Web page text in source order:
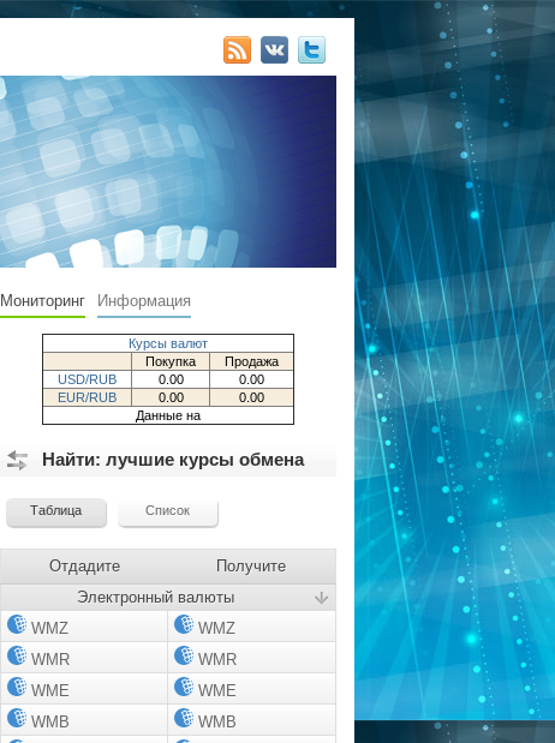
Мониторинг Информация
Курсы валют
Покупка
Продажа
USD/RUB
0.00
0.00
EUR/RUB
0.00
0.00
Данные на
Найти: лучшие курсы обмена
Отдадите
Получите
Электронный валюты
WMZ
WMZ
WMR
WMR
WME
WME
WMB
WMB